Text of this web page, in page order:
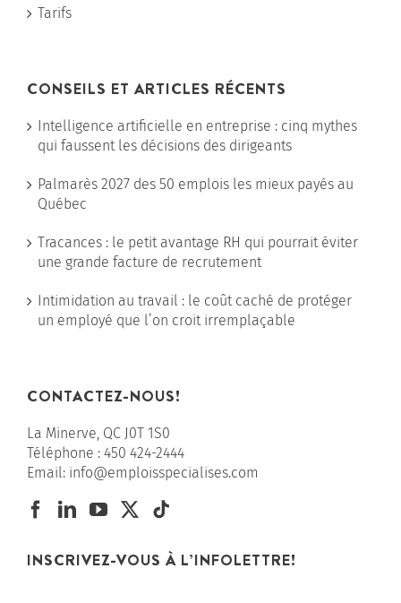
Tarifs
CONSEILS ET ARTICLES RÉCENTS
Intelligence artificielle en entreprise : cinq mythes
qui faussent les décisions des dirigeants
Palmarès 2027 des 50 emplois les mieux payés au
Québec
Tracances : le petit avantage RH qui pourrait éviter
une grande facture de recrutement
Intimidation au travail : le coût caché de protéger
un employé que l’on croit irremplaçable
CONTACTEZ-NOUS!
La Minerve, QC J0T 1S0
Téléphone : 450 424-2444
Email: info@emploisspecialises.com
INSCRIVEZ-VOUS À L’INFOLETTRE!